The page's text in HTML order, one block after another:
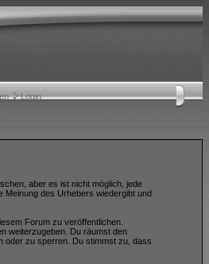
Login
aber es ist nicht möglich, jede
Meinung des Urhebers wiedergibt und
Forum zu veröffentlichen.
weiterzugeben. Du räumst den
oder zu sperren. Du stimmst zu, dass